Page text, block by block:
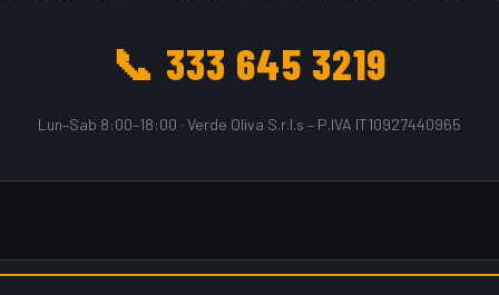
📞 333 645 3219
Lun–Sab 8:00–18:00 · Verde Oliva S.r.l.s – P.IVA IT10927440965